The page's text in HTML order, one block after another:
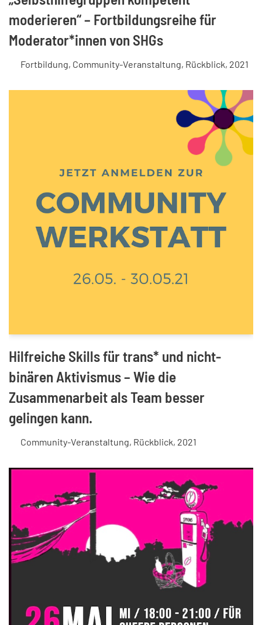
moderieren“ – Fortbildungsreihe für
Moderator*innen von SHGs
Fortbildung, Community-Veranstaltung, Rückblick, 2021
Hilfreiche Skills für trans* und nicht-
binären Aktivismus – Wie die
Zusammenarbeit als Team besser
gelingen kann.
Community-Veranstaltung, Rückblick, 2021